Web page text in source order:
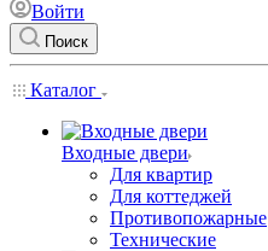
Войти
Поиск
Каталог
Входные двери
Для квартир
Для коттеджей
Противопожарные
Технические